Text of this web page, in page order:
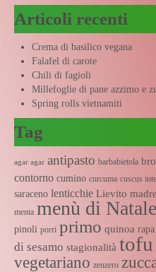
Articoli recenti
Crema di basilico vegana
Falafel di carote
Chili di fagioli
Millefoglie di pane azzimo e
Spring rolls vietnamiti
Tag
agar agar antipasto barbabietola
contorno cumino curcuma cuscus
saraceno lenticchie Lievito madre
menta menù di Natale
pinoli porri primo quinoa
di sesamo stagionalità tofu
vegetariano zenzero